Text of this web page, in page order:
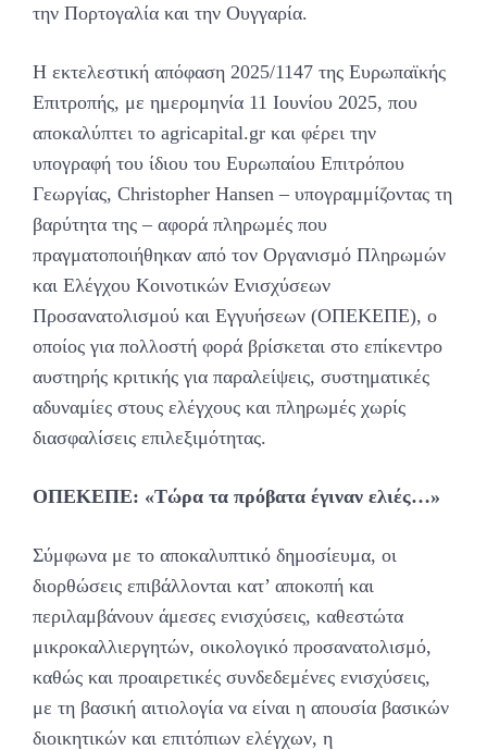
την Πορτογαλία και την Ουγγαρία.
Η εκτελεστική απόφαση 2025/1147 της Ευρωπαϊκής
Επιτροπής, με ημερομηνία 11 Ιουνίου 2025, που
αποκαλύπτει το agricapital.gr και φέρει την
υπογραφή του ίδιου του Ευρωπαίου Επιτρόπου
Γεωργίας, Christopher Hansen – υπογραμμίζοντας τη
βαρύτητα της – αφορά πληρωμές που
πραγματοποιήθηκαν από τον Οργανισμό Πληρωμών
και Ελέγχου Κοινοτικών Ενισχύσεων
Προσανατολισμού και Εγγυήσεων (ΟΠΕΚΕΠΕ), ο
οποίος για πολλοστή φορά βρίσκεται στο επίκεντρο
αυστηρής κριτικής για παραλείψεις, συστηματικές
αδυναμίες στους ελέγχους και πληρωμές χωρίς
διασφαλίσεις επιλεξιμότητας.
ΟΠΕΚΕΠΕ: «Τώρα τα πρόβατα έγιναν ελιές…»
Σύμφωνα με το αποκαλυπτικό δημοσίευμα, οι
διορθώσεις επιβάλλονται κατ’ αποκοπή και
περιλαμβάνουν άμεσες ενισχύσεις, καθεστώτα
μικροκαλλιεργητών, οικολογικό προσανατολισμό,
καθώς και προαιρετικές συνδεδεμένες ενισχύσεις,
με τη βασική αιτιολογία να είναι η απουσία βασικών
διοικητικών και επιτόπιων ελέγχων, η